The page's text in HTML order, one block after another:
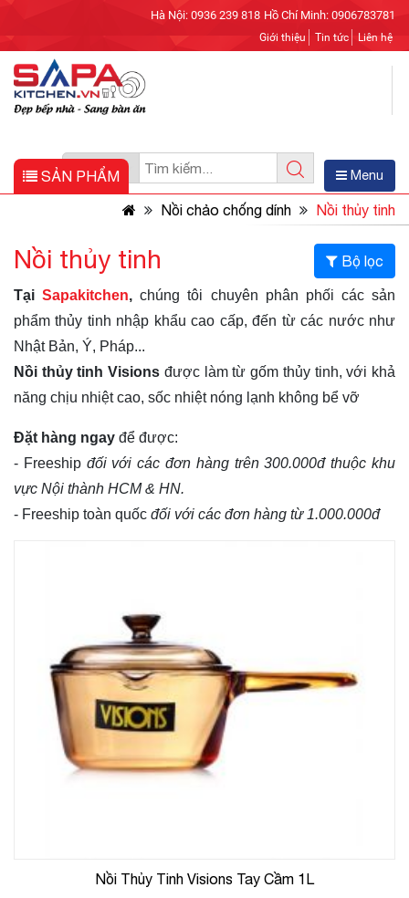
Hà Nội: 0936 239 818 Hồ Chí Minh: 0906783781
Giới thiệu Tin tức Liên hệ
SẢN PHẨM Menu
Nồi chảo chống dính Nồi thủy tinh
Bộ lọc
Nồi thủy tinh
TạiSapakitchen,chúng tôi chuyên phân phối các sản
phẩm thủy tinh nhập khẩu cao cấp, đến từ các nước như
Nhật Bản, Ý, Pháp...
Nồi thủy tinh Visions được làm từ gốm thủy tinh, với khả
năng chịu nhiệt cao, sốc nhiệt nóng lạnh không bể vỡ
Đặt hàng ngay để được:
- Freeship đối với các đơn hàng trên 300.000đ thuộc khu
vực Nội thành HCM & HN.
- Freeship toàn quốc đối với các đơn hàng từ 1.000.000đ
Nồi Thủy Tinh Visions Tay Cầm 1L